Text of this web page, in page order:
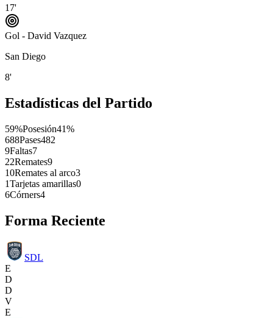
17'
Gol - David Vazquez
San Diego
8'
Estadísticas del Partido
59%Posesión41%
688Pases482
9Faltas7
22Remates9
10Remates al arco3
1Tarjetas amarillas0
6Córners4
Forma Reciente
SDL
E
D
D
V
E